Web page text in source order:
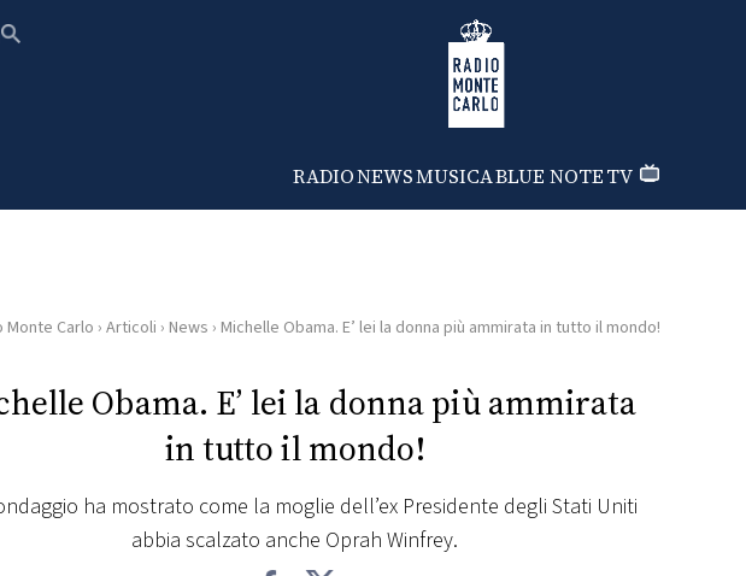
Radio Monte Carlo
RADIONEWSMUSICABLUE NOTETV
Monte Carlo › Articoli › News › Michelle Obama. E’ lei la donna più ammirata in tutto il mondo!
Obama. E’ lei la donna più ammirata
in tutto il mondo!
ha mostrato come la moglie dell’ex Presidente degli Stati Uniti
abbia scalzato anche Oprah Winfrey.